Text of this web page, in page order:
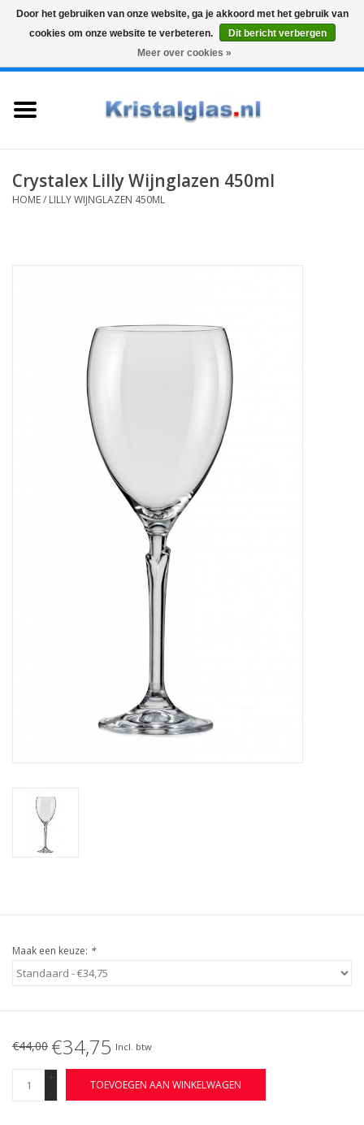
Graveren
Karaffen
Crystalex Lilly Wijnglazen 450ml
HOME/ LILLY WIJNGLAZEN 450ML
Maak een keuze: *
€44,00 €34,75 Incl. btw
+
-
TOEVOEGEN AAN WINKELWAGEN
Door het gebruiken van onze website, ga je akkoord met het gebruik van
cookies om onze website te verbeteren.
Dit bericht verbergen
Meer over cookies »